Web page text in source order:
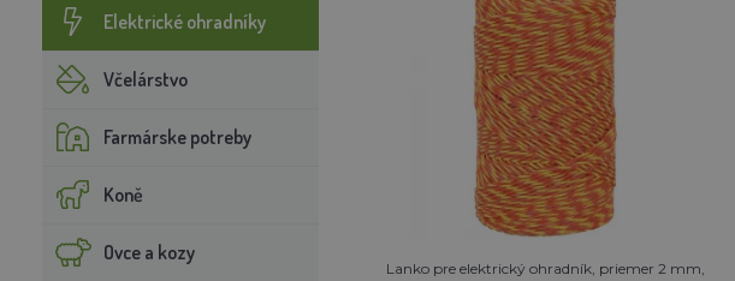
Elektrické ohradníky
Včelárstvo
Farmárske potreby
Koně
Ovce a kozy
Lanko pre elektrický ohradník, priemer 2 mm,